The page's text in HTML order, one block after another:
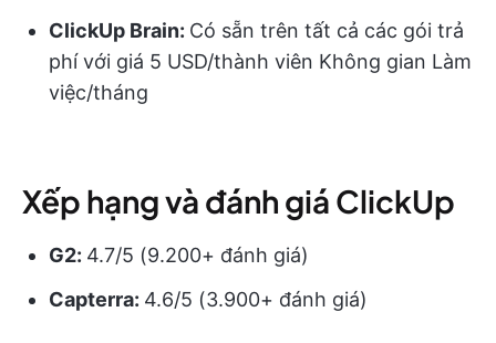
ClickUp Brain: Có sẵn trên tất cả các gói trả
phí với giá 5 USD/thành viên Không gian Làm
việc/tháng
Xếp hạng và đánh giá ClickUp
G2: 4.7/5 (9.200+ đánh giá)
Capterra: 4.6/5 (3.900+ đánh giá)